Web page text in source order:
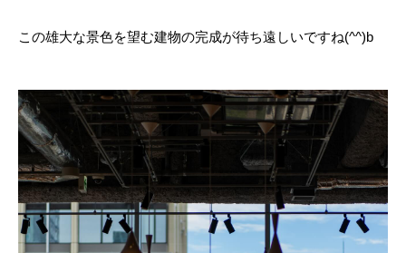
この雄大な景色を望む建物の完成が待ち遠しいですね(^^)b